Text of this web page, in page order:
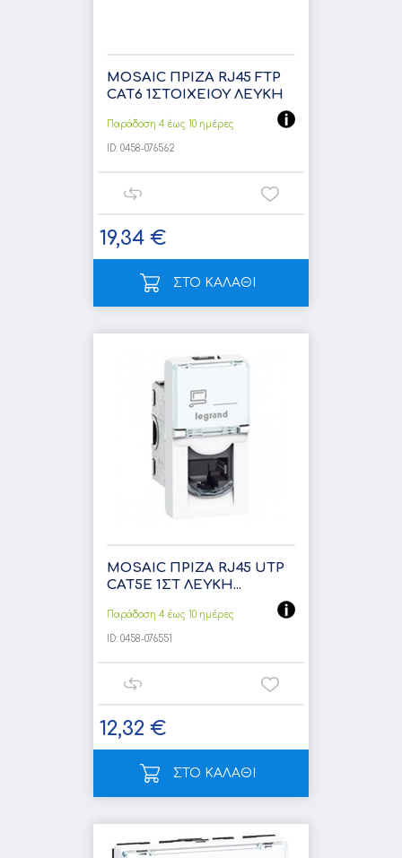
MOSAIC ΠΡΙΖΑ RJ45 FTP
CAT6 1ΣΤOIXEIOY ΛΕΥΚΗ
Παράδοση 4 έως 10 ημέρες
ID: 0458-076562
19,34 €
ΣΤΟ ΚΑΛΑΘΙ
MOSAIC ΠΡΙΖΑ RJ45 UTP
CAT5Ε 1ΣΤ ΛΕΥΚΗ...
Παράδοση 4 έως 10 ημέρες
ID: 0458-076551
12,32 €
ΣΤΟ ΚΑΛΑΘΙ